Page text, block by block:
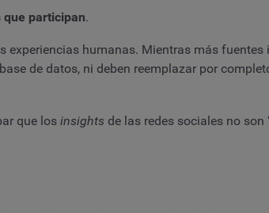
que participan.
humanas. Mientras más fuentes
de datos, ni deben reemplazar por
que los insights de las redes sociales no son